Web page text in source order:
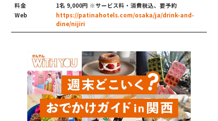
料金
1名 9,000円 ※サービス料・消費税込、要予約
Web
https://patinahotels.com/osaka/ja/drink-and-
dine/nijiri